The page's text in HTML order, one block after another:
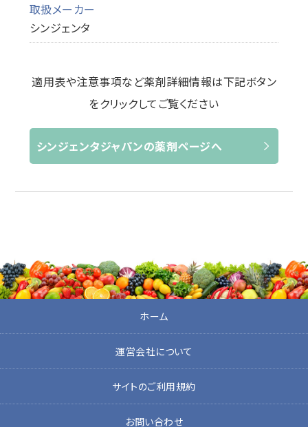
取扱メーカー
シンジェンタ
適用表や注意事項など薬剤詳細情報は下記ボタン
をクリックしてご覧ください
シンジェンタジャパンの薬剤ページへ
ホーム
運営会社について
サイトのご利用規約
お問い合わせ